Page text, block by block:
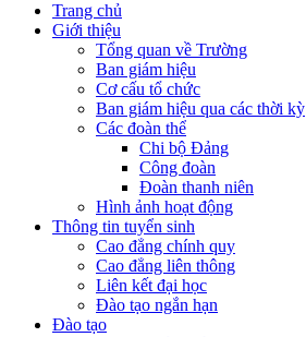
Trang chủ
Giới thiệu
Tổng quan về Trường
Ban giám hiệu
Cơ cấu tổ chức
Ban giám hiệu qua các thời kỳ
Các đoàn thể
Chi bộ Đảng
Công đoàn
Đoàn thanh niên
Hình ảnh hoạt động
Thông tin tuyển sinh
Cao đẳng chính quy
Cao đẳng liên thông
Liên kết đại học
Đào tạo ngắn hạn
Đào tạo